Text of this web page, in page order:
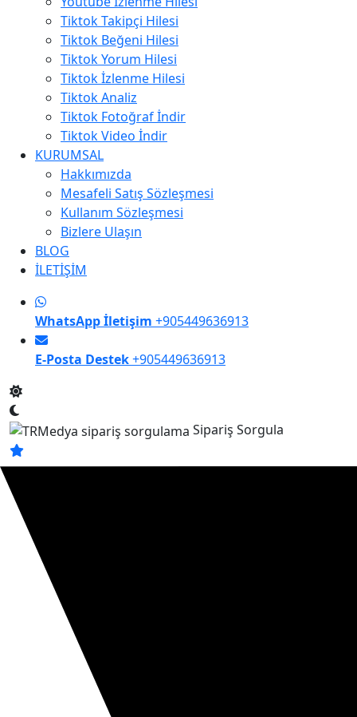
Tiktok Takipçi Hilesi
Tiktok Beğeni Hilesi
Tiktok Yorum Hilesi
Tiktok İzlenme Hilesi
Tiktok Analiz
Tiktok Fotoğraf İndir
Tiktok Video İndir
KURUMSAL
Hakkımızda
Mesafeli Satış Sözleşmesi
Kullanım Sözleşmesi
Bizlere Ulaşın
BLOG
İLETİŞİM
WhatsApp İletişim +905449636913
E-Posta Destek+905449636913
Sipariş Sorgula